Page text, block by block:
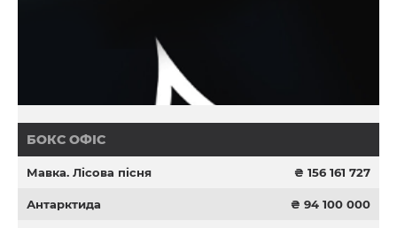
БОКС ОФІС
Мавка. Лісова пісня ₴ 156 161 727
Антарктида ₴ 94 100 000